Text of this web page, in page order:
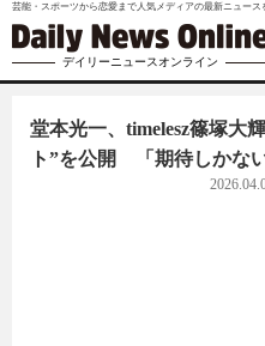
芸能・スポーツから恋愛まで人気メディアの最新ニュース
デイリーニュースオンライン
堂本光一、timelesz篠塚大
ト”を公開 「期待しかな